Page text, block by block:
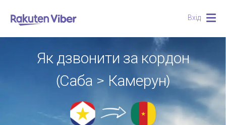
Вхід
Як дзвонити за кордон
(Саба > Камерун)